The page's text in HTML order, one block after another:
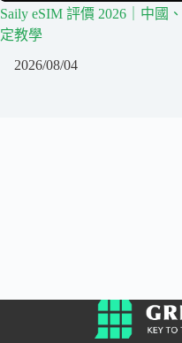
Saily eSIM 評價 2026｜中國
定教學
2026/08/04